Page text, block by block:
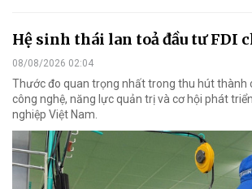
Hệ sinh thái lan toả đầu tư FDI
08/08/2026 02:04
Thước đo quan trọng nhất trong thu hút thành
công nghệ, năng lực quản trị và cơ hội phát
nghiệp Việt Nam.